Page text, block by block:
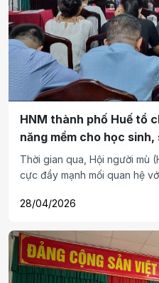
HNM thành phố Huế tổ
năng mềm cho học
trên địa bàn
Thời gian qua, Hội người mù
cực đẩy mạnh mối quan hệ
chương trình phối hợp góp
viên.
28/04/2026